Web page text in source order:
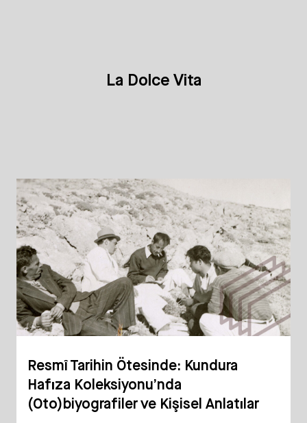
La Dolce Vita
Resmî Tarihin Ötesinde: Kundura
Hafıza Koleksiyonu’nda
(Oto)biyografiler ve Kişisel Anlatılar